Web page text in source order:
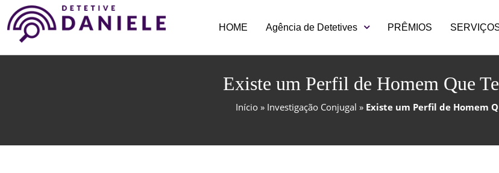
HOME Agência de Detetives PRÊMIOS
Existe um Perfil de Homem Que
Início» Investigação Conjugal » Existe um Perfil de Homem